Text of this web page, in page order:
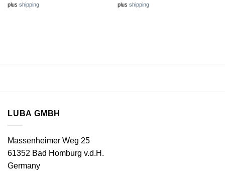
plus shipping
plus shipping
LUBA GMBH
Massenheimer Weg 25
61352 Bad Homburg v.d.H.
Germany